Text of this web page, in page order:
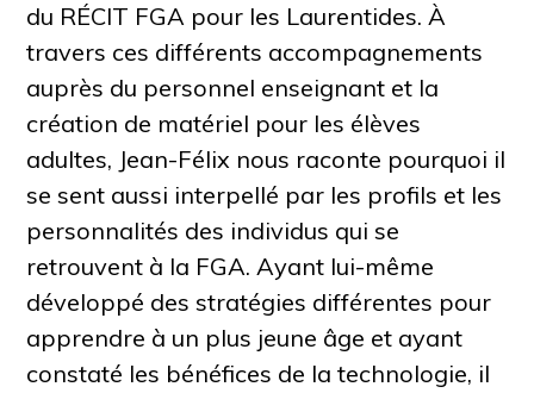
du RÉCIT FGA pour les Laurentides. À
travers ces différents accompagnements
auprès du personnel enseignant et la
création de matériel pour les élèves
adultes, Jean-Félix nous raconte pourquoi il
se sent aussi interpellé par les profils et les
personnalités des individus qui se
retrouvent à la FGA. Ayant lui-même
développé des stratégies différentes pour
apprendre à un plus jeune âge et ayant
constaté les bénéfices de la technologie, il